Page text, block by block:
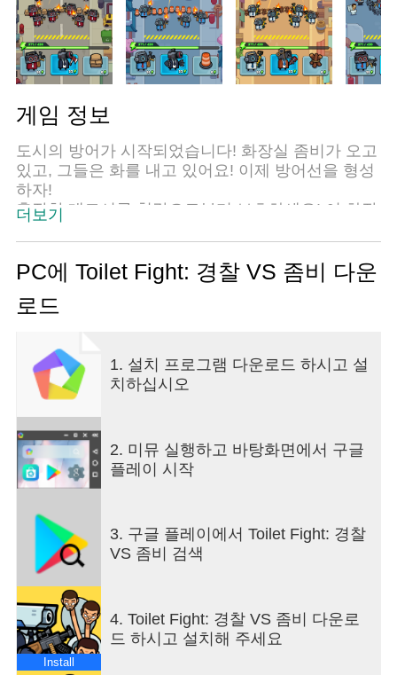
게임 정보
도시의 방어가 시작되었습니다! 화장실 좀비가 오고
있고, 그들은 화를 내고 있어요! 이제 방어선을 형성
하자!
혼잡한 대도시를 침략으로부터 보호하세요! 이 화장
하게 군대를 복제하고 경찰이 되어 그들을 모두 밀
어내자!
대부분의 사람들이 화장실 좀비로 진화한 좀비 유휴
니다. 끝없는 적의 파도로부터 자신을 방어해야 하
는 카메라 헤드 장교를 도와주세요.
최고의 기능
- 100마리 이상의 화장실 좀비와 한 번에 대결하여
- 다양한 권한을 가진 20명 이상의 카메라 책임자 중
에서 선택할 수 있습니다. 자신의 힘을 현명하게 사
용하여 좀비 전쟁을 종식시키세요.
- 짧은 레벨, 모든 곳에서 플레이하기에 완벽하게 적
합합니다.
모두를 위한 무료 재미있는 게임인 Toilet Fight: 경찰
도시에 평화를 되찾을 가장 강력한 무기를 선택하세
요!
더보기
PC에 Toilet Fight: 경찰 VS 좀비 다운
로드
1. 설치 프로그램 다운로드 하시고 설
치하십시오
2. 미뮤 실행하고 바탕화면에서 구글
플레이 시작
3. 구글 플레이에서 Toilet Fight: 경찰
VS 좀비 검색
Install
4. Toilet Fight: 경찰 VS 좀비 다운로
드 하시고 설치해 주세요